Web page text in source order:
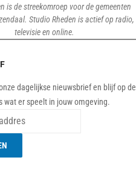
is de streekomroep voor de gemeenten
Studio Rheden is actief op radio,
televisie en online.
dagelijkse nieuwsbrief en blijf op de
wat er speelt in jouw omgeving.